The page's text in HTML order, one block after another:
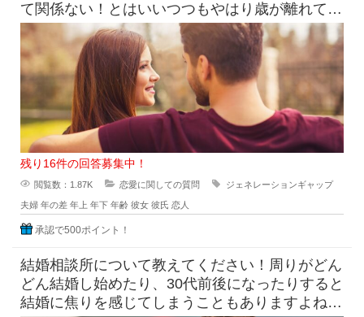
て関係ない！とはいいつつもやはり歳が離れてい
るとふとしたことでジェネレー
残り16件の回答募集中！
閲覧数：1.87K 恋愛に関しての質問 ジェネレーションギャップ
夫婦 年の差 年上 年下 年齢 彼女 彼氏 恋人
承認で500ポイント！
結婚相談所について教えてください！周りがどん
どん結婚し始めたり、30代前後になったりすると
結婚に焦りを感じてしまうこともありますよね。